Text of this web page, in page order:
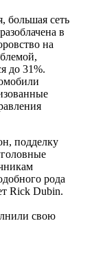
большая сеть
в
на
до 31%.
подделку
рода
Rick Dubin.
свою